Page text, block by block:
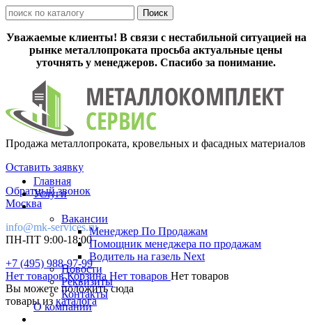
Уважаемые клиенты! В связи с нестабильной ситуацией на
рынке металлопроката просьба актуальные цены
уточнять у менеджеров. Спасибо за понимание.
Продажа металлопроката, кровельных и фасадных материалов
Оставить заявку
Обратный звонок
Москва
info@mk-services.ru
ПН-ПТ 9:00-18:00
+7 (495) 988-97-99
Нет товаровКорзина Нет товаров Нет товаров
Вы можете положить сюда
товары из каталога
Главная
Услуги
Вакансии
Менеджер По Продажам
Помощник менеджера по продажам
Водитель на газель Next
Новости
Реквизиты
Контакты
О компании